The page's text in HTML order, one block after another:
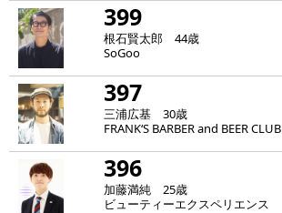
399
根石賢太郎 44歳
SoGoo
397
三浦広基 30歳
FRANK‘S BARBER and BEER CLUB
396
加藤満純 25歳
ビューティーエクスペリエンス